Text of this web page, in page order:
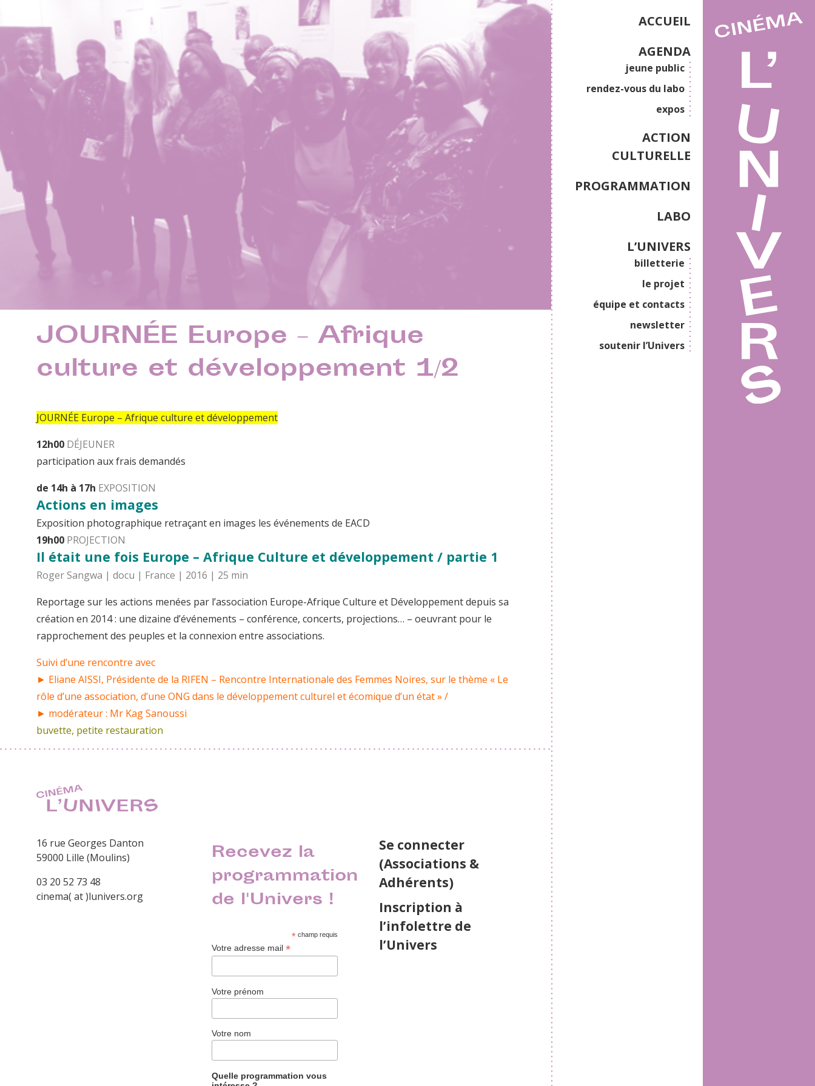
ACCUEIL
AGENDA
jeune public
rendez-vous du labo
expos
ACTION
CULTURELLE
PROGRAMMATION
LABO
L’UNIVERS
billetterie
le projet
équipe et contacts
newsletter
soutenir l’Univers
JOURNÉE Europe – Afrique
culture et développement 1/2
JOURNÉE Europe – Afrique culture et développement
12h00 DÉJEUNER
participation aux frais demandés
de 14h à 17h EXPOSITION
Actions en images
Exposition photographique retraçant en images les événements de EACD
19h00 PROJECTION
Il était une fois Europe – Afrique Culture et développement / partie 1
Roger Sangwa | docu | France | 2016 | 25 min
Reportage sur les actions menées par l’association Europe-Afrique Culture et Développement depuis sa
création en 2014 : une dizaine d’événements – conférence, concerts, projections… – oeuvrant pour le
rapprochement des peuples et la connexion entre associations.
Suivi d’une rencontre avec
► Eliane AISSI, Présidente de la RIFEN – Rencontre Internationale des Femmes Noires, sur le thème « Le
rôle d’une association, d’une ONG dans le développement culturel et écomique d’un état » /
► modérateur : Mr Kag Sanoussi
buvette, petite restauration
16 rue Georges Danton
59000 Lille (Moulins)
03 20 52 73 48
cinema( at )lunivers.org
Recevez la
programmation
de l'Univers !
*champ requis
Votre adresse mail*
Votre prénom
Votre nom
Quelle programmation vous
Se connecter
(Associations &
Adhérents)
Inscription à
l’infolettre de
l’Univers